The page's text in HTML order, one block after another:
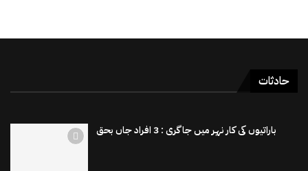
حادثات
باراتیوں کی کار نہر میں جاگری : 3 افراد جاں بحق